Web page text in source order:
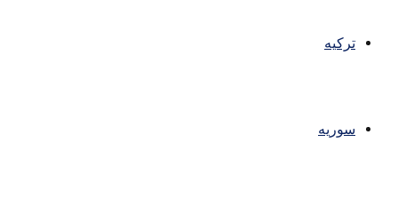
ترکیه
سوریه